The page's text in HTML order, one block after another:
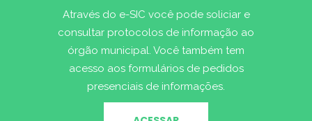
Através do e-SIC você pode soliciar e
consultar protocolos de informação ao
órgão municipal. Você também tem
acesso aos formulários de pedidos
presenciais de informações.